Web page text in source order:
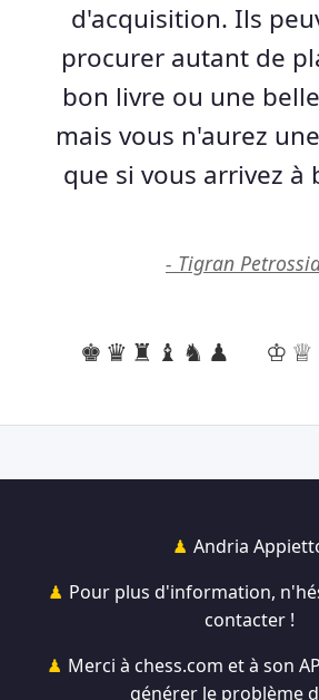
d'acquisition. Ils
procurer autant de
bon livre ou une
mais vous n'aurez
que si vous arrivez à
- Tigran
♚♛♜♝♞♟
Andria
Pour plus d'information,
contacter !
Merci à chess.com et à son
générer le problème